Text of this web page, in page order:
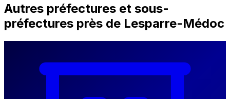
Autres préfectures et sous-
préfectures près de Lesparre-Médoc